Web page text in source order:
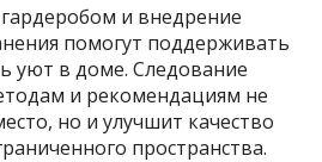
и внедрение
помогут поддерживать
уют в доме. Следование
и рекомендациям не
но и улучшит качество
пространства.